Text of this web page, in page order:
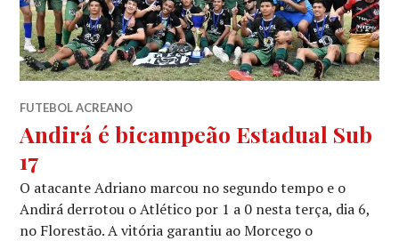
FUTEBOL ACREANO
Andirá é bicampeão Estadual Sub
17
O atacante Adriano marcou no segundo tempo e o
Andirá derrotou o Atlético por 1 a 0 nesta terça, dia 6,
no Florestão. A vitória garantiu ao Morcego o